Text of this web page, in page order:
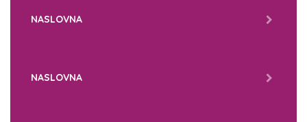
NASLOVNA
NASLOVNA